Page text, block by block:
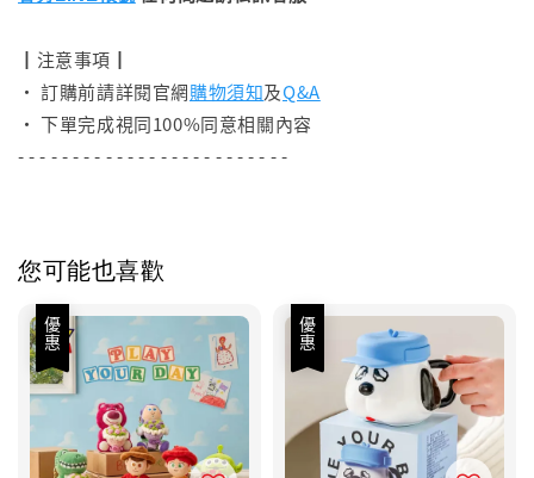
┃注意事項┃
• 訂購前請詳閱官網購物須知及Q&A
• 下單完成視同100%同意相關內容
- - - - - - - - - - - - - - - - - - - - - - - - -
您可能也喜歡
優惠 優惠